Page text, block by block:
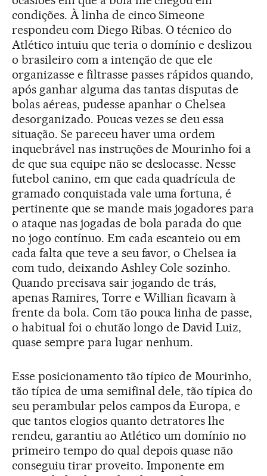
condições. À linha de cinco Simeone
respondeu com Diego Ribas. O técnico do
Atlético intuiu que teria o domínio e deslizou
o brasileiro com a intenção de que ele
organizasse e filtrasse passes rápidos quando,
após ganhar alguma das tantas disputas de
bolas aéreas, pudesse apanhar o Chelsea
desorganizado. Poucas vezes se deu essa
situação. Se pareceu haver uma ordem
inquebrável nas instruções de Mourinho foi a
de que sua equipe não se deslocasse. Nesse
futebol canino, em que cada quadrícula de
gramado conquistada vale uma fortuna, é
pertinente que se mande mais jogadores para
o ataque nas jogadas de bola parada do que
no jogo contínuo. Em cada escanteio ou em
cada falta que teve a seu favor, o Chelsea ia
com tudo, deixando Ashley Cole sozinho.
Quando precisava sair jogando de trás,
apenas Ramires, Torre e Willian ficavam à
frente da bola. Com tão pouca linha de passe,
o habitual foi o chutão longo de David Luiz,
quase sempre para lugar nenhum.
Esse posicionamento tão típico de Mourinho,
tão típica de uma semifinal dele, tão típica do
seu perambular pelos campos da Europa, e
que tantos elogios quanto detratores lhe
rendeu, garantiu ao Atlético um domínio no
primeiro tempo do qual depois quase não
conseguiu tirar proveito. Imponente em